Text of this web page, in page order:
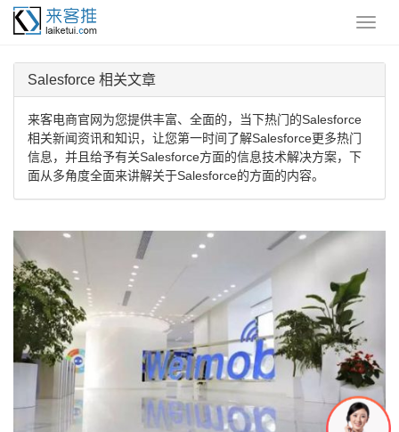
Salesforce 相关文章
来客电商官网为您提供丰富、全面的，当下热门的Salesforce
相关新闻资讯和知识，让您第一时间了解Salesforce更多热门
信息，并且给予有关Salesforce方面的信息技术解决方案，下
面从多角度全面来讲解关于Salesforce的方面的内容。